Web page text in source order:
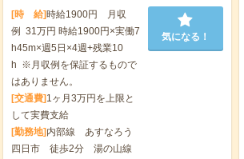
[時 給]時給1900円 月収
例 31万円 時給1900円×実働7
h45m×週5日×4週+残業10
h ※月収例を保証するもので
はありません。
[交通費] 1ヶ月3万円を上限と
して実費支給
[勤務地] 内部線 あすなろう
四日市 徒歩2分 湯の山線
気になる！